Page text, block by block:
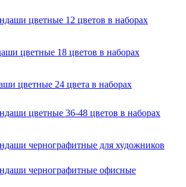
цветные 12 цветов в наборах
цветные 18 цветов в наборах
цветные 24 цвета в наборах
цветные 36-48 цветов в наборах
чернографитные для художников
чернографитные офисные